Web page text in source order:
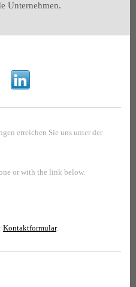
Unternehmen.
erreichen Sie uns unter der
or with the link below.
Kontaktformular.